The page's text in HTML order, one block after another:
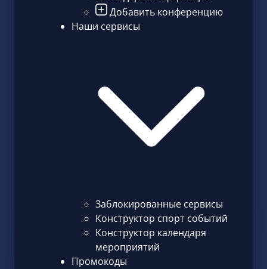
Добавить конференцию
Наши сервисы
Заблокированные сервисы
Конструктор спорт событий
Конструктор календаря
мероприятий
Промокоды